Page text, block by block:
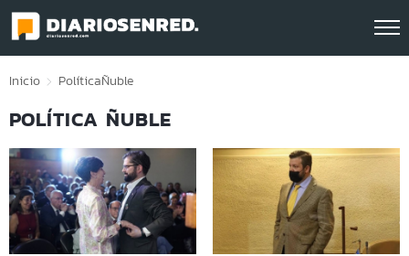
Click acá para ir directamente al contenido
Inicio PolíticaÑuble
POLÍTICA ÑUBLE